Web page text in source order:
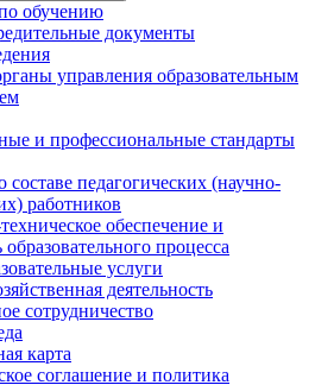
обучению
документы
управления образовательным
и профессиональные стандарты
педагогических (научно-
работников
обеспечение и
процесса
услуги
деятельность
сотрудничество
карта
соглашение и политика